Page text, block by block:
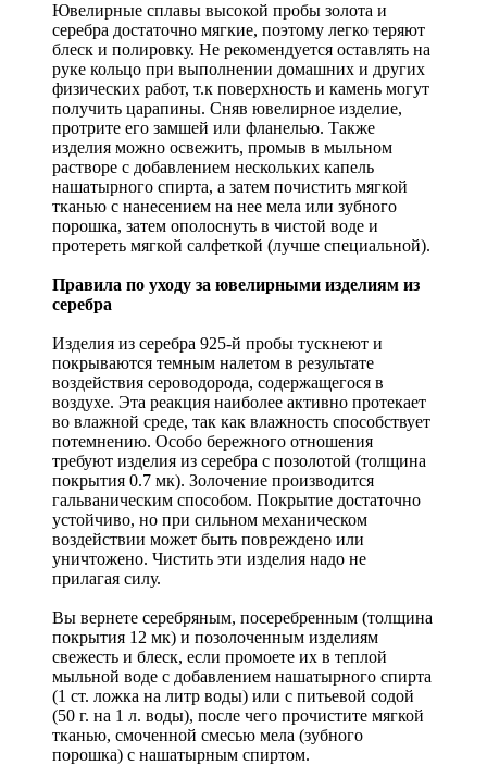
Ювелирные сплавы высокой пробы золота и
серебра достаточно мягкие, поэтому легко теряют
блеск и полировку. Не рекомендуется оставлять на
руке кольцо при выполнении домашних и других
физических работ, т.к поверхность и камень могут
получить царапины. Сняв ювелирное изделие,
протрите его замшей или фланелью. Также
изделия можно освежить, промыв в мыльном
растворе с добавлением нескольких капель
нашатырного спирта, а затем почистить мягкой
тканью с нанесением на нее мела или зубного
порошка, затем ополоснуть в чистой воде и
протереть мягкой салфеткой (лучше специальной).
Правила по уходу за ювелирными изделиям из
серебра
Изделия из серебра 925-й пробы тускнеют и
покрываются темным налетом в результате
воздействия сероводорода, содержащегося в
воздухе. Эта реакция наиболее активно протекает
во влажной среде, так как влажность способствует
потемнению. Особо бережного отношения
требуют изделия из серебра с позолотой (толщина
покрытия 0.7 мк). Золочение производится
гальваническим способом. Покрытие достаточно
устойчиво, но при сильном механическом
воздействии может быть повреждено или
уничтожено. Чистить эти изделия надо не
прилагая силу.
Вы вернете серебряным, посеребренным (толщина
покрытия 12 мк) и позолоченным изделиям
свежесть и блеск, если промоете их в теплой
мыльной воде с добавлением нашатырного спирта
(1 ст. ложка на литр воды) или с питьевой содой
(50 г. на 1 л. воды), после чего прочистите мягкой
тканью, смоченной смесью мела (зубного
порошка) с нашатырным спиртом.